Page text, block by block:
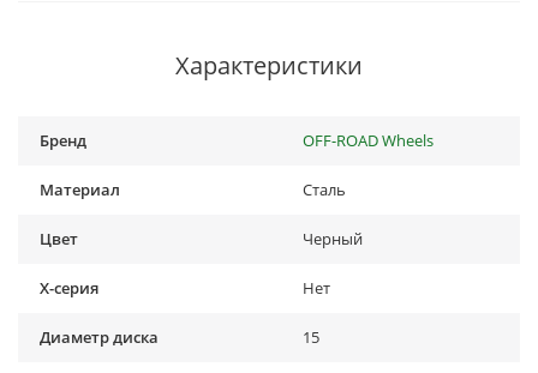
Характеристики
Бренд OFF-ROAD Wheels
Материал Сталь
Цвет Черный
X-серия Нет
Диаметр диска 15